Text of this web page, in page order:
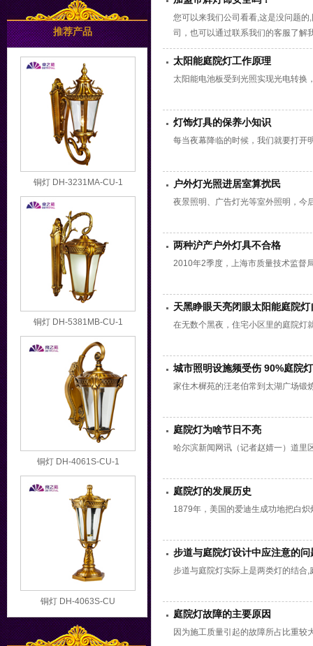
推荐产品
铜灯 DH-3231MA-CU-1
铜灯 DH-5381MB-CU-1
铜灯 DH-4061S-CU-1
铜灯 DH-4063S-CU
您可以来我们公司看看,这是没问题
司，也可以通过联系我们的客服了解
太阳能庭院灯工作原理
太阳能电池板受到光照实现光电转换
灯饰灯具的保养小知识
每当夜幕降临的时候，我们就要打开
户外灯光照进居室算扰民
夜景照明、广告灯光等室外照明，今
两种沪产户外灯具不合格
2010年2季度，上海市质量技术监督
天黑睁眼天亮闭眼太阳能庭院灯
在无数个黑夜，住宅小区里的庭院灯
城市照明设施频受伤 90%庭院
家住木樨苑的汪老伯常到太湖广场锻
庭院灯为啥节日不亮
哈尔滨新闻网讯（记者赵婧一）道里
庭院灯的发展历史
1879年，美国的爱迪生成功地把白
步道与庭院灯设计中应注意的问
步道与庭院灯实际上是两类灯的结合
庭院灯故障的主要原因
因为施工质量引起的故障所占比重较